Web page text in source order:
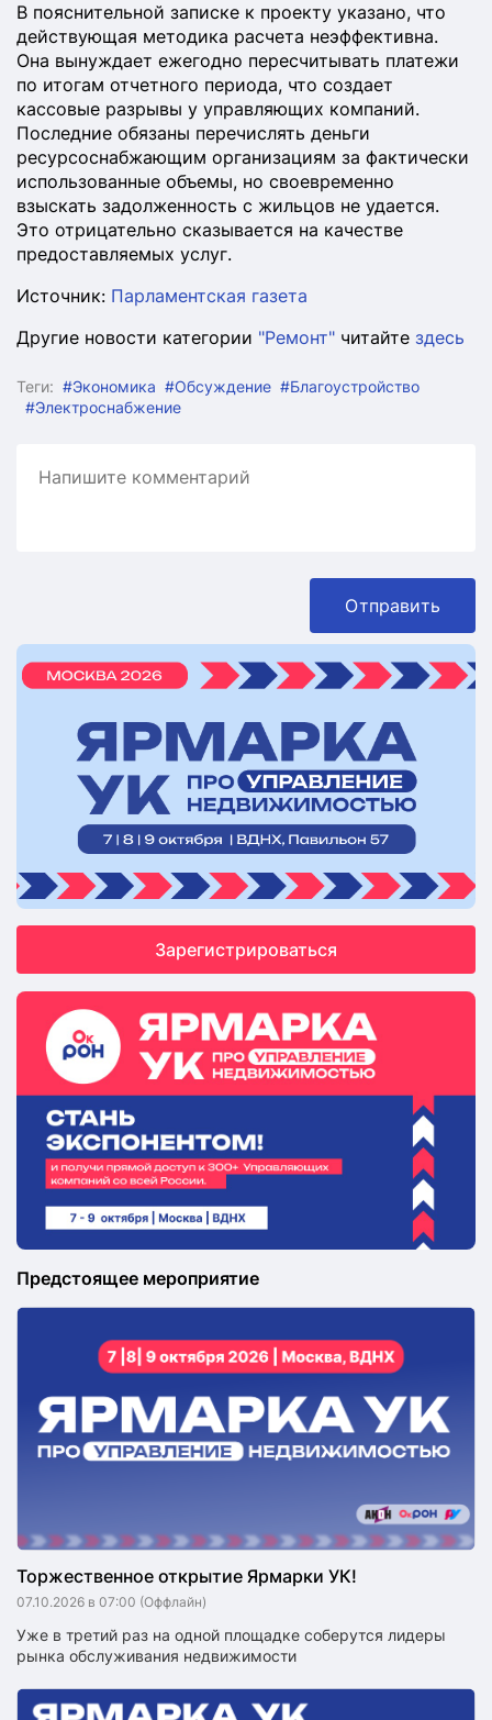
В пояснительной записке к проекту указано, что
действующая методика расчета неэффективна.
Она вынуждает ежегодно пересчитывать платежи
по итогам отчетного периода, что создает
кассовые разрывы у управляющих компаний.
Последние обязаны перечислять деньги
ресурсоснабжающим организациям за фактически
использованные объемы, но своевременно
взыскать задолженность с жильцов не удается.
Это отрицательно сказывается на качестве
предоставляемых услуг.
Источник: Парламентская газета
Другие новости категории "Ремонт" читайте здесь
Теги: #Экономика #Обсуждение #Благоустройство
#Электроснабжение
Отправить
Зарегистрироваться
Предстоящее мероприятие
Торжественное открытие Ярмарки УК!
07.10.2026 в 07:00 (Оффлайн)
Уже в третий раз на одной площадке соберутся лидеры
рынка обслуживания недвижимости